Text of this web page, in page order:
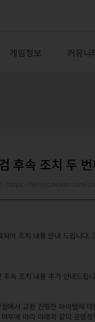
게임정보 커뮤니
후속 조치 두
어 조치 내용 안내 드립니다
속 조치 내용 추가 안내드립
에서 교환 진행한 아이템에
부에 따라 아래와 같이 운영